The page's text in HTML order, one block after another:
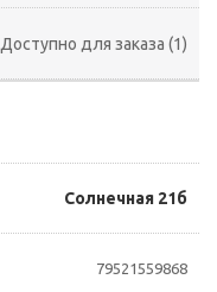
Доступно для заказа (1)
Солнечная 21б
79521559868